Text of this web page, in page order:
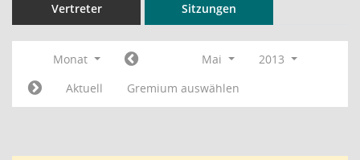
Vertreter Sitzungen
Monat Mai
2013
Aktuell
Gremium auswählen